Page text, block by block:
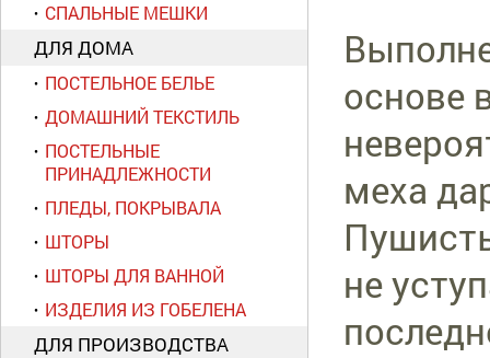
СПАЛЬНЫЕ МЕШКИ
ДЛЯ ДОМА
ПОСТЕЛЬНОЕ БЕЛЬЕ
ДОМАШНИЙ ТЕКСТИЛЬ
ПОСТЕЛЬНЫЕ
ПРИНАДЛЕЖНОСТИ
ПЛЕДЫ, ПОКРЫВАЛА
ШТОРЫ
ШТОРЫ ДЛЯ ВАННОЙ
ИЗДЕЛИЯ ИЗ ГОБЕЛЕНА
ДЛЯ ПРОИЗВОДСТВА
основе
меха
не